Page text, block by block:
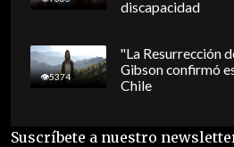
discapacidad
5374
"La Resurrección
Gibson confirmó
Chile
Suscríbete a nuestro